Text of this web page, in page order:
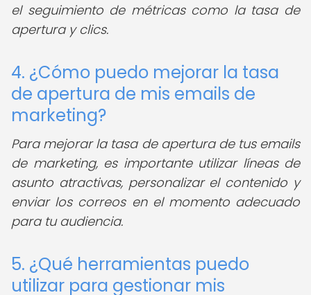
el seguimiento de métricas como la tasa de
apertura y clics.
4. ¿Cómo puedo mejorar la tasa
de apertura de mis emails de
marketing?
Para mejorar la tasa de apertura de tus emails
de marketing, es importante utilizar líneas de
asunto atractivas, personalizar el contenido y
enviar los correos en el momento adecuado
para tu audiencia.
5. ¿Qué herramientas puedo
utilizar para gestionar mis